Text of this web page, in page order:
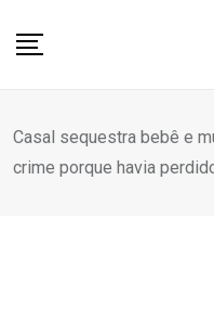
Casal sequestra bebê e
crime porque havia